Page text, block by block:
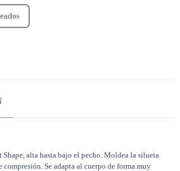
Shape, alta hasta bajo el pecho. Moldea la silueta
compresión. Se adapta al cuerpo de forma muy